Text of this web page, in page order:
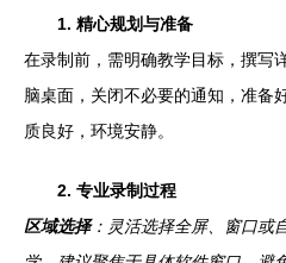
1. 精心规划与准备
在录制前，需明确教学目标，撰写
脑桌面，关闭不必要的通知，准备
质良好，环境安静。
2. 专业录制过程
区域选择：灵活选择全屏、窗口或